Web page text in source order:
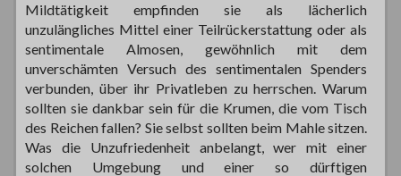
Mildtätigkeit empfinden sie als lächerlich
unzulängliches Mittel einer Teilrückerstattung oder als
sentimentale Almosen, gewöhnlich mit dem
unverschämten Versuch des sentimentalen Spenders
verbunden, über ihr Privatleben zu herrschen. Warum
sollten sie dankbar sein für die Krumen, die vom Tisch
des Reichen fallen? Sie selbst sollten beim Mahle sitzen.
Was die Unzufriedenheit anbelangt, wer mit einer
solchen Umgebung und einer so dürftigen